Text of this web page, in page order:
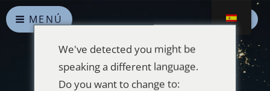
MENÚ
We've detected you might be
speaking a different language.
Do you want to change to: